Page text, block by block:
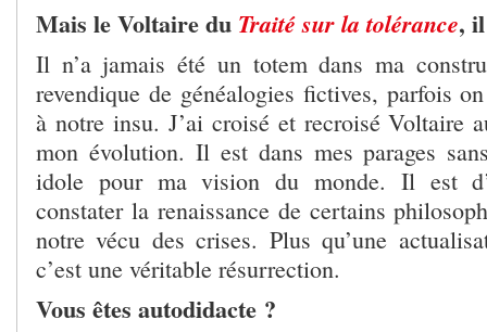
Mais le Voltaire du Traité sur la tolérance,
Il n’a jamais été un totem dans ma
revendique de généalogies fictives, parfois
à notre insu. J’ai croisé et recroisé Voltaire
mon évolution. Il est dans mes parages
idole pour ma vision du monde. Il est
constater la renaissance de certains
notre vécu des crises. Plus qu’une
c’est une véritable résurrection.
Vous êtes autodidacte ?